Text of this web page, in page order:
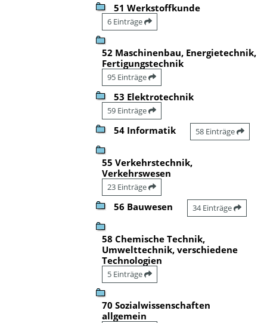
51 Werkstoffkunde
6 Einträge
52 Maschinenbau, Energietechnik,
Fertigungstechnik
95 Einträge
53 Elektrotechnik
59 Einträge
54 Informatik 58 Einträge
55 Verkehrstechnik,
Verkehrswesen
23 Einträge
56 Bauwesen 34 Einträge
58 Chemische Technik,
Umwelttechnik, verschiedene
Technologien
5 Einträge
70 Sozialwissenschaften
allgemein